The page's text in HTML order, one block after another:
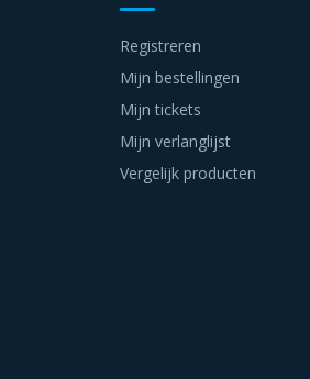
Registreren
Mijn bestellingen
Mijn tickets
Mijn verlanglijst
Vergelijk producten